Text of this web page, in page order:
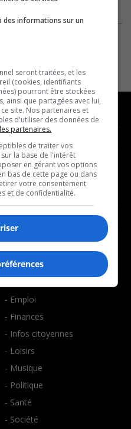
MUSIQUE
- Décompte franco
- Joué récemment
BALADOS
- Art de vivre
- Emploi
- Finances
- Infos citoyennes
- Loisirs
- Musique
- Politique
- Santé
- Société
des informations sur un
seront traitées, et les
(cookies, identifiants
pourront être stockées
ainsi que partagées avec lui,
site. Nos partenaires et
d'utiliser des données de
partenaires.
de traiter vos
la base de l'intérêt
en gérant vos options
bas de cette page ou dans
votre consentement
et de confidentialité.